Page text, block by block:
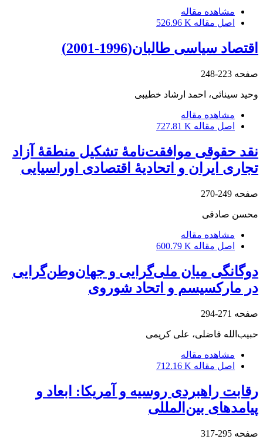
مشاهده مقاله
اصل مقاله 526.96 K
اقتصاد سیاسی طالبان(1996-2001)
صفحه 223-248
وحید سینائی، احمد ارشاد خطیبی
مشاهده مقاله
اصل مقاله 727.81 K
نقد حقوقی موافقت‌نامۀ تشکیل منطقۀ آزاد
تجاری ایران و اتحادیۀ اقتصادی اوراسیایی
صفحه 249-270
محسن صادقی
مشاهده مقاله
اصل مقاله 600.79 K
دوگانگی میان ملی‌گرایی و جهان‌وطن‌گرایی
در مارکسیسم و اتحاد شوروی
صفحه 271-294
حبیب‌الله فاضلی، علی کریمی
مشاهده مقاله
اصل مقاله 712.16 K
رقابت راهبردی روسیه و آمریکا: ابعاد و
پیامدهای ‌بین‌المللی
صفحه 295-317